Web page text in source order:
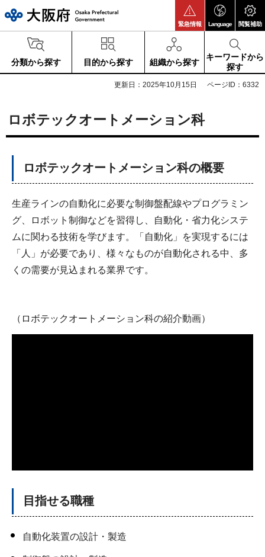
緊急情報 Language 閲覧補助
分類から探す 目的から探す 組織から探す
キーワードから
探す
更新日：2025年10月15日 ページID：6332
ロボテックオートメーション科
ロボテックオートメーション科の概要
生産ラインの自動化に必要な制御盤配線やプログラミン
グ、ロボット制御などを習得し、自動化・省力化システ
ムに関わる技術を学びます。「自動化」を実現するには
「人」が必要であり、様々なものが自動化される中、多
くの需要が見込まれる業界です。
（ロボテックオートメーション科の紹介動画）
目指せる職種
自動化装置の設計・製造